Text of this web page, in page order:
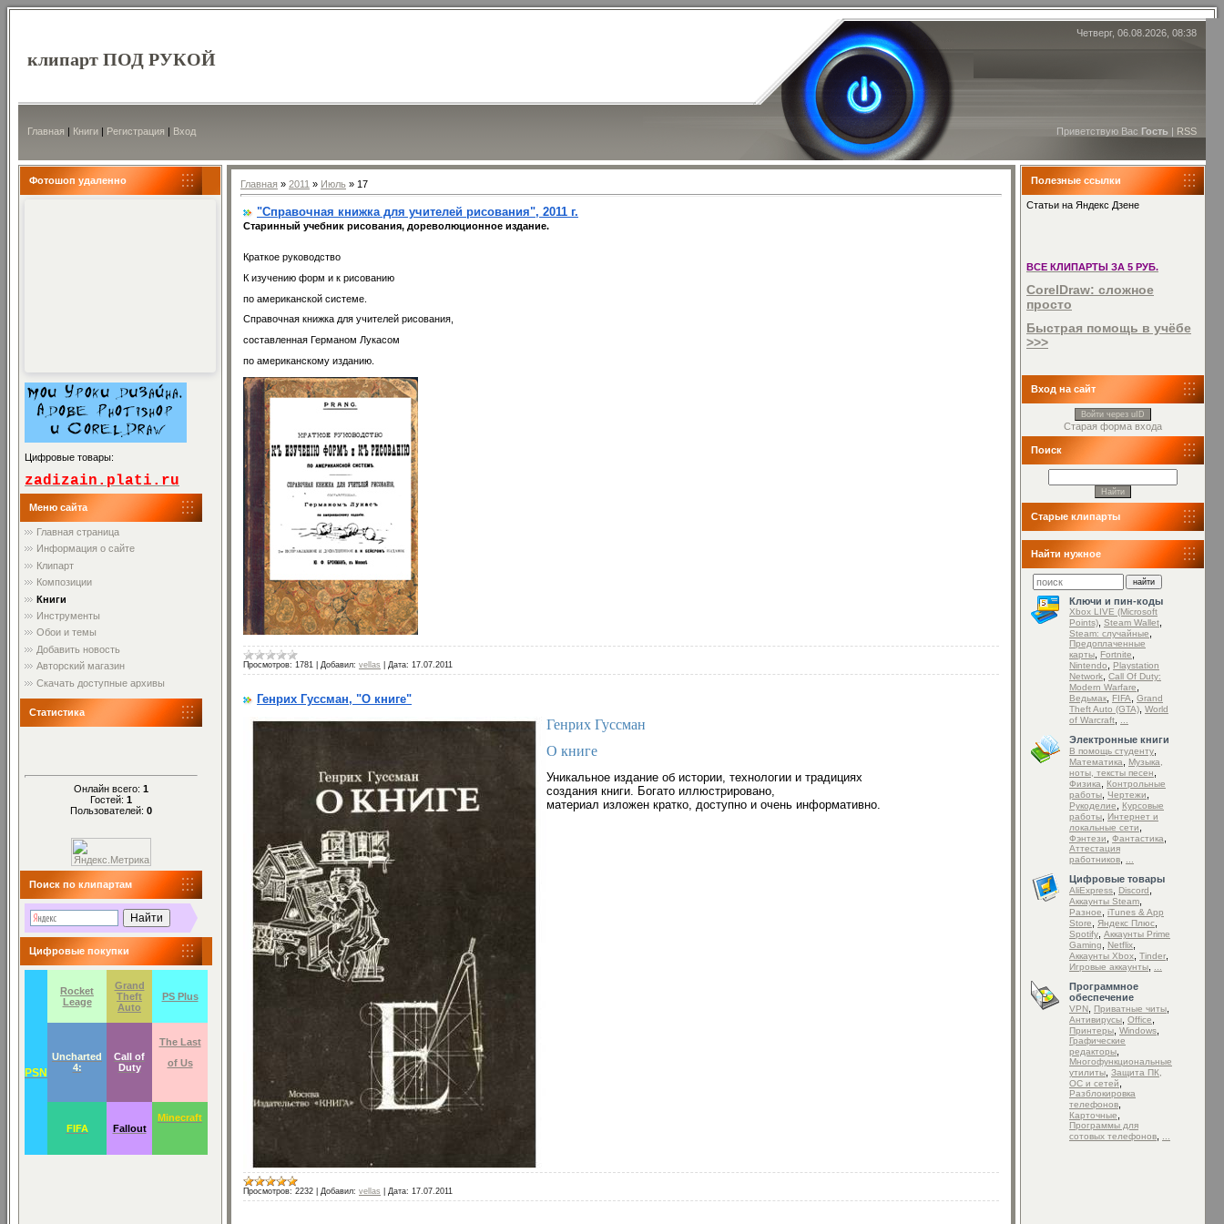
клипарт ПОД РУКОЙ
Четверг, 06.08.2026, 08:38
Главная | Книги | Регистрация | Вход Приветствую Вас Гость | RSS
Фотошоп удаленно
Цифровые товары:
zadizain.plati.ru
Меню сайта
Главная страница
Информация о сайте
Клипарт
Композиции
Книги
Инструменты
Обои и темы
Добавить новость
Авторский магазин
Скачать доступные архивы
Статистика
Онлайн всего: 1
Гостей: 1
Пользователей: 0
Поиск по клипартам
Цифровые покупки
PSN
Rocket
Leage
Grand
Theft
Auto
PS Plus
Uncharted
4:
Call of
Duty
The Last
of Us
FIFA Fallout
Minecraft
Главная » 2011 » Июль » 17
"Справочная книжка для учителей рисования", 2011 г.
Старинный учебник рисования, дореволюционное издание.
Краткое руководство
К изучению форм и к рисованию
по американской системе.
Справочная книжка для учителей рисования,
составленная Германом Лукасом
по американскому изданию.
Просмотров: 1781 Добавил: vellas Дата: 17.07.2011
Генрих Гуссман, "О книге"
Генрих Гуссман
О книге
Уникальное издание об истории, технологии и традициях
создания книги. Богато иллюстрировано,
материал изложен кратко, доступно и очень информативно.
Просмотров: 2232 Добавил: vellas Дата: 17.07.2011
Полезные ссылки
Статьи на Яндекс Дзене
ВСЕ КЛИПАРТЫ ЗА 5 РУБ.
CorelDraw: сложное
просто
Быстрая помощь в учёбе
>>>
Вход на сайт
Войти через uID
Старая форма входа
Поиск
Старые клипарты
Найти нужное
Ключи и пин-коды
Xbox LIVE (Microsoft
Points) Steam Wallet
Steam: случайные
Предоплаченные
карты
Fortnite
Nintendo
Playstation
Network Call Of Duty:
Modern Warfare
Ведьмак FIFA
Grand
Theft Auto (GTA) World
of Warcraft
Электронные книги
В помощь студенту
Математика
Музыка,
ноты, тексты песен
Физика
Контрольные
работы Чертежи
Рукоделие
Курсовые
работы
Интернет и
локальные сети
Фэнтези Фантастика
Аттестация
работников
Цифровые товары
AliExpress Discord
Аккаунты Steam
Разное
iTunes & App
Store
Яндекс Плюс
Spotify Аккаунты Prime
Gaming
Netflix
Аккаунты Xbox Tinder
Игровые аккаунты
Программное
обеспечение
VPN Приватные читы
Антивирусы Office
Принтеры Windows
Графические
редакторы
Mногофункциональные
утилиты Защита ПК,
ОС и сетей
Разблокировка
телефонов
Карточные
Программы для
сотовых телефонов